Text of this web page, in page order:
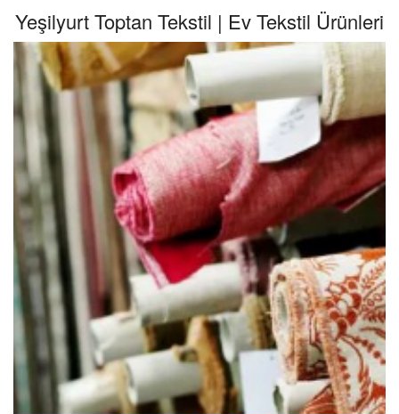
Yeşilyurt Toptan Tekstil | Ev Tekstil Ürünleri